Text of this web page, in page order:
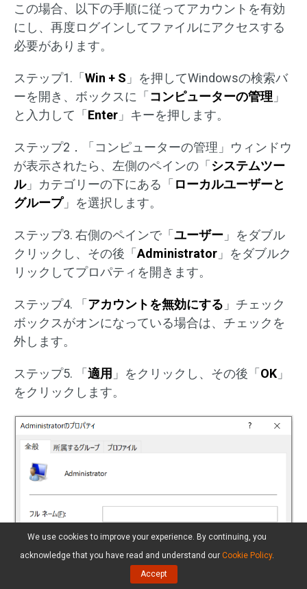
この場合、以下の手順に従ってアカウントを有効
にし、再度ログインしてファイルにアクセスする
必要があります。
ステップ1.「 Win + S 」を押してWindowsの検索バ
ーを開き、ボックスに「 コンピューターの管理 」
と入力して「 Enter 」キーを押します。
ステップ2．「コンピューターの管理」ウィンドウ
が表示されたら、左側のペインの「 システムツー
ル」カテゴリーの下にある「 ローカルユーザーと
グループ」を選択します。
ステップ3. 右側のペインで「 ユーザー 」をダブル
クリックし、その後「 Administrator 」をダブルク
リックしてプロパティを開きます。
ステップ4. 「 アカウントを無効にする 」チェック
ボックスがオンになっている場合は、チェックを
外します。
ステップ5. 「 適用 」をクリックし、その後「 OK 」
をクリックします。
We use cookies to improve your experience. By continuing, you
acknowledge that you have read and understand our Cookie Policy.
Accept